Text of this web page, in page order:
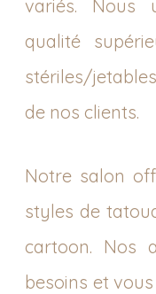
variés. Nous
qualité
stériles/
de nos clients.
Notre salon
styles de
cartoon. Nos
besoins et